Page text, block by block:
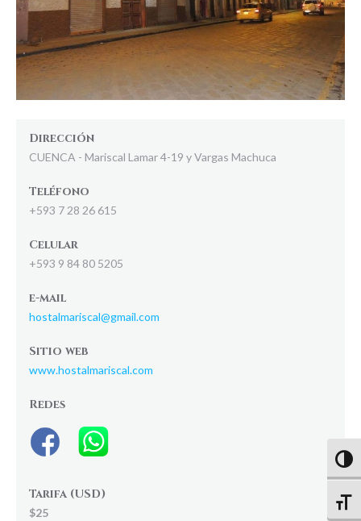
Dirección
CUENCA - Mariscal Lamar 4-19 y Vargas Machuca
Teléfono
+593 7 28 26 615
Celular
+593 9 84 80 5205
e-mail
hostalmariscal@gmail.com
Sitio web
www.hostalmariscal.com
Redes
Tarifa (USD)
$25